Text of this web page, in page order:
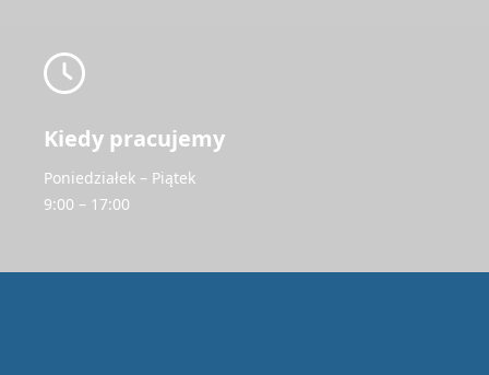
Kiedy pracujemy
Poniedziałek – Piątek
9:00 – 17:00